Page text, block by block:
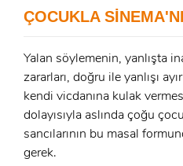
Şifre:
E-Posta:
Şifre:
ÇOCUKLA
Yalan söylemenin, yanlışta
zararları, doğru ile yanlışı
kendi vicdanına kulak
dolayısıyla aslında çoğu
sancılarının bu masal
gerek.